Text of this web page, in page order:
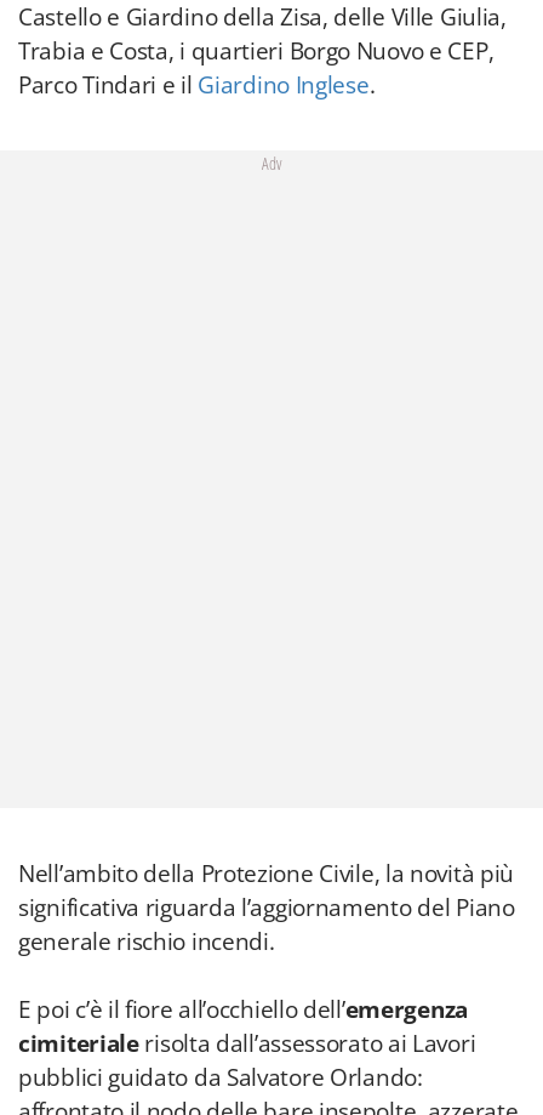
Castello e Giardino della Zisa, delle Ville Giulia,
Trabia e Costa, i quartieri Borgo Nuovo e CEP,
Parco Tindari e il Giardino Inglese.
Adv
Nell’ambito della Protezione Civile, la novità più
significativa riguarda l’aggiornamento del Piano
generale rischio incendi.
E poi c’è il fiore all’occhiello dell’emergenza
cimiterialerisolta dall’assessorato ai Lavori
pubblici guidato da Salvatore Orlando: